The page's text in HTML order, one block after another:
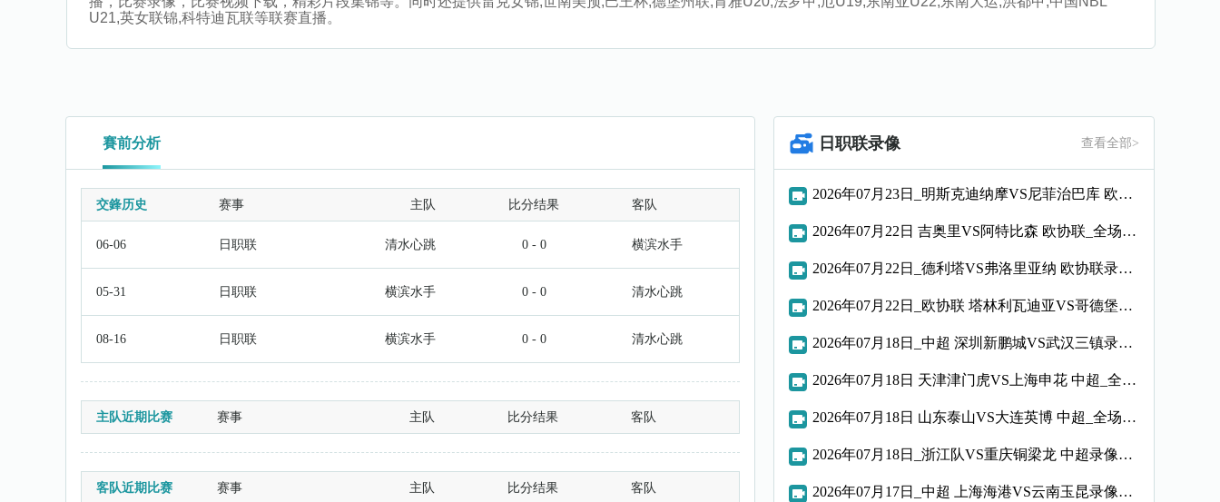
U21,英女联锦,科特迪瓦联等联赛直播。
賽前分析
交鋒历史 赛事 主队 比分结果 客队
06-06 日职联 清水心跳 0 - 0 横滨水手
05-31 日职联 横滨水手 0 - 0 清水心跳
08-16 日职联 横滨水手 0 - 0 清水心跳
主队近期比赛 赛事 主队 比分结果 客队
客队近期比赛 赛事 主队 比分结果 客队
日职联录像 查看全部>
2026年07月23日_明斯克迪纳摩VS尼菲治巴库 欧协联录像_全场录像【高清回放】
2026年07月22日 吉奥里VS阿特比森 欧协联_全场录像【视频集锦】
2026年07月22日_德利塔VS弗洛里亚纳 欧协联录像_高清录像【全场回放】
2026年07月22日_欧协联 塔林利瓦迪亚VS哥德堡录像_全场录像【高清回放】
2026年07月18日_中超 深圳新鹏城VS武汉三镇录像_高清录像【全场回放】
2026年07月18日 天津津门虎VS上海申花 中超_全场录像【视频集锦】
2026年07月18日 山东泰山VS大连英博 中超_全场录像【全场回放】
2026年07月18日_浙江队VS重庆铜梁龙 中超录像_全场录像【全场回放】
2026年07月17日_中超 上海海港VS云南玉昆录像_全场录像【全场回放】